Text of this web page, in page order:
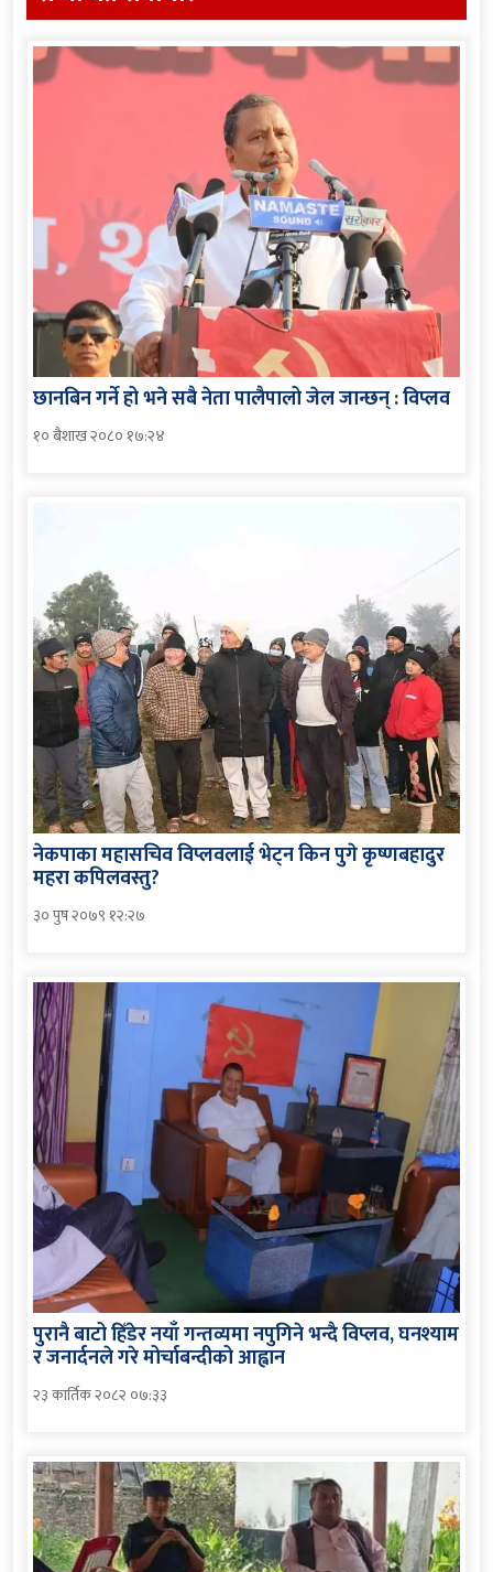
छानबिन गर्ने हो भने सबै नेता पालैपालो जेल जान्छन् : विप्लव
१० बैशाख २०८० १७:२४
नेकपाका महासचिव विप्लवलाई भेट्न किन पुगे कृष्णबहादुर
महरा कपिलवस्तु?
३० पुष २०७९ १२:२७
पुरानै बाटो हिँडेर नयाँ गन्तव्यमा नपुगिने भन्दै विप्लव, घनश्याम
र जनार्दनले गरे मोर्चाबन्दीको आह्वान
२३ कार्तिक २०८२ ०७:३३